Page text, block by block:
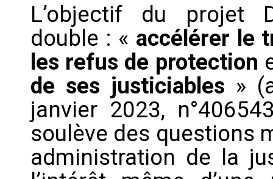
L’objectif du projet
double : « accélérer le
les refus de protection
de ses justiciables »
janvier 2023,
soulève des questions
administration de la